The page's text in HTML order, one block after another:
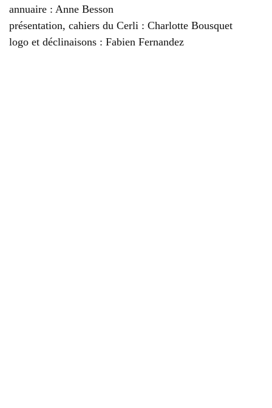
annuaire : Anne Besson
présentation, cahiers du Cerli : Charlotte Bousquet
logo et déclinaisons : Fabien Fernandez